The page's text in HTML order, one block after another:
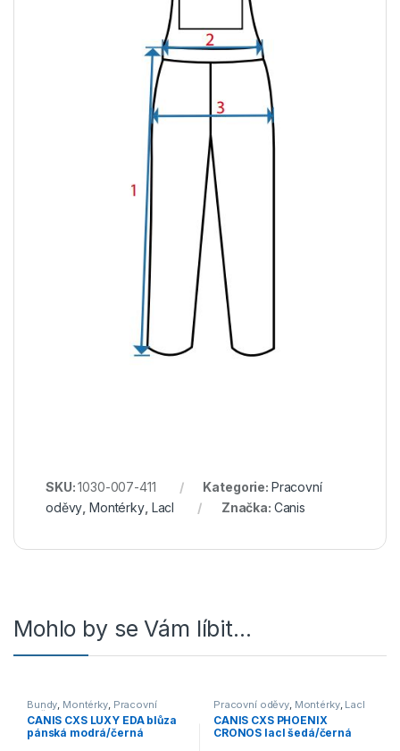
SKU:1030-007-411 Kategorie: Pracovní
oděvy ,Montérky, Lacl Značka: Canis
Mohlo by se Vám líbit…
Bundy Montérky, Pracovní
oděvy
CANIS CXS LUXY EDA blůza
pánská modrá/černá
Pracovní oděvy Montérky, Lacl
CANIS CXS PHOENIX
CRONOS lacl šedá/černá